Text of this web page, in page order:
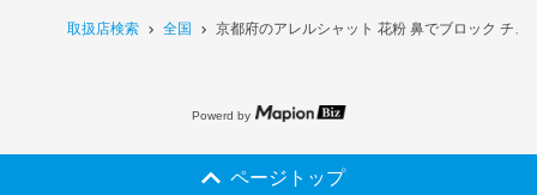
取扱店検索 全国 京都府のアレルシャット 花粉 鼻でブロック チュ
Powerd by
ページトップ